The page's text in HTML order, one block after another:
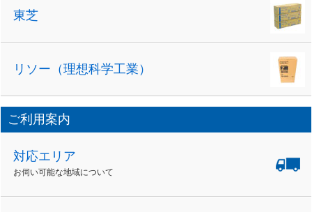
東芝
リソー（理想科学工業）
ご利用案内
対応エリア
お伺い可能な地域について